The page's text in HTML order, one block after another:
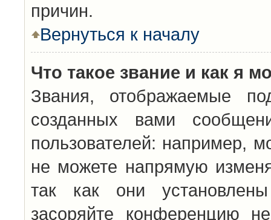
причин.
Вернуться к началу
Что такое звание и как я
Звания, отображаемые
созданных вами
пользователей: например,
не можете напрямую
так как они
засоряйте конференцию